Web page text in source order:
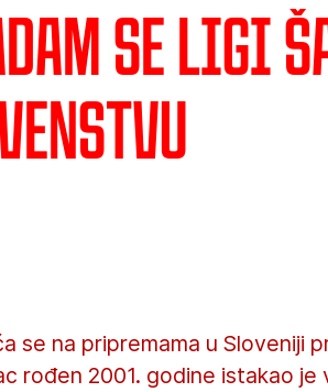
se Ligi
se na pripremama u Sloveniji
rođen 2001. godine istakao